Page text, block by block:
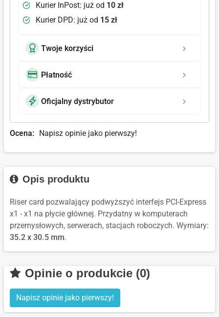
Kurier InPost: już od 10 zł
Kurier DPD: już od 15 zł
Twoje korzyści
Płatność
Oficjalny dystrybutor
Ocena: Napisz opinie jako pierwszy!
Opis produktu
Riser card pozwalający podwyższyć interfejs PCI-Express
x1 - x1 na płycie głównej. Przydatny w komputerach
przemysłowych, serwerach, stacjach roboczych. Wymiary:
35.2 x 30.5 mm.
Opinie o produkcie (0)
Napisz opinie jako pierwszy!